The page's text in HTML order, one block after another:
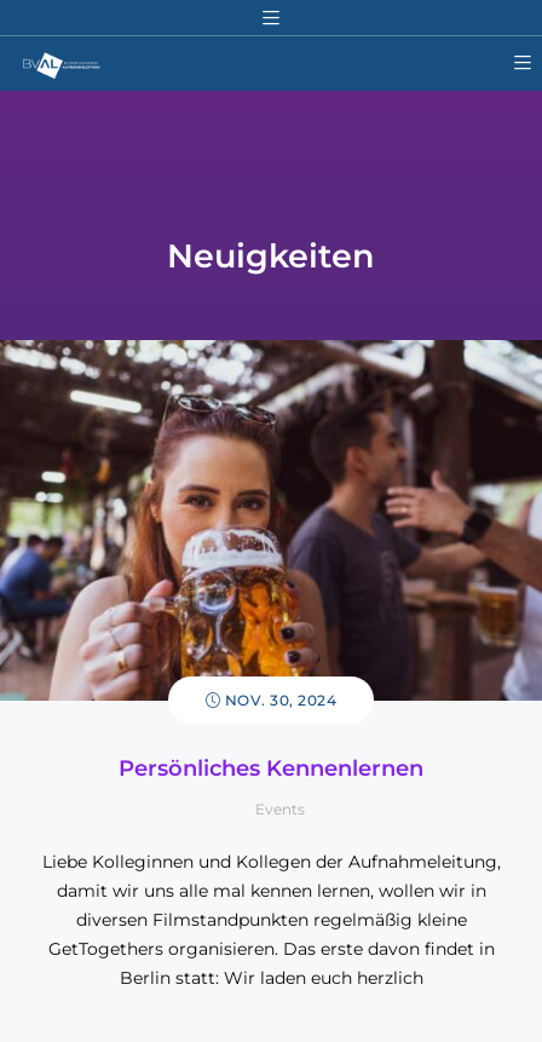
Neuigkeiten
NOV. 30, 2024
Persönliches Kennenlernen
Events
Liebe Kolleginnen und Kollegen der Aufnahmeleitung,
damit wir uns alle mal kennen lernen, wollen wir in
diversen Filmstandpunkten regelmäßig kleine
GetTogethers organisieren. Das erste davon findet in
Berlin statt: Wir laden euch herzlich